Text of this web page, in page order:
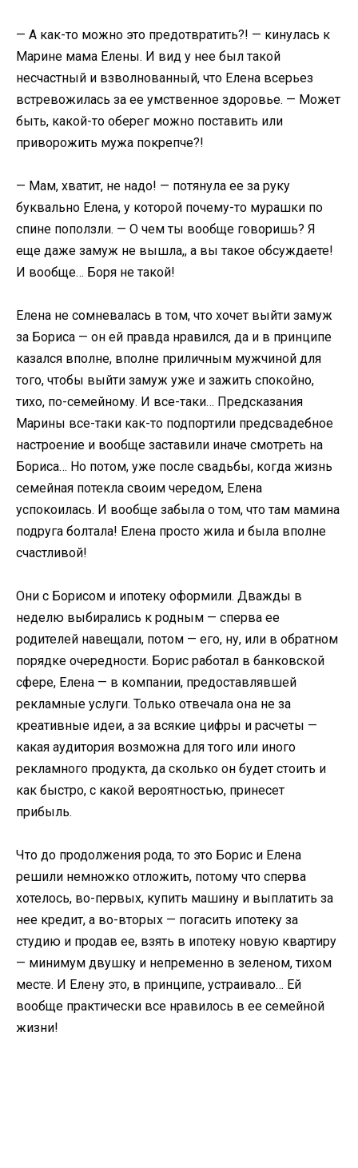
— А как-то можно это предотвратить?! — кинулась к
Марине мама Елены. И вид у нее был такой
несчастный и взволнованный, что Елена всерьез
встревожилась за ее умственное здоровье. — Может
быть, какой-то оберег можно поставить или
приворожить мужа покрепче?!
— Мам, хватит, не надо! — потянула ее за руку
буквально Елена, у которой почему-то мурашки по
спине поползли. — О чем ты вообще говоришь? Я
еще даже замуж не вышла,, а вы такое обсуждаете!
И вообще… Боря не такой!
Елена не сомневалась в том, что хочет выйти замуж
за Бориса — он ей правда нравился, да и в принципе
казался вполне, вполне приличным мужчиной для
того, чтобы выйти замуж уже и зажить спокойно,
тихо, по-семейному. И все-таки… Предсказания
Марины все-таки как-то подпортили предсвадебное
настроение и вообще заставили иначе смотреть на
Бориса… Но потом, уже после свадьбы, когда жизнь
семейная потекла своим чередом, Елена
успокоилась. И вообще забыла о том, что там мамина
подруга болтала! Елена просто жила и была вполне
счастливой!
Они с Борисом и ипотеку оформили. Дважды в
неделю выбирались к родным — сперва ее
родителей навещали, потом — его, ну, или в обратном
порядке очередности. Борис работал в банковской
сфере, Елена — в компании, предоставлявшей
рекламные услуги. Только отвечала она не за
креативные идеи, а за всякие цифры и расчеты —
какая аудитория возможна для того или иного
рекламного продукта, да сколько он будет стоить и
как быстро, с какой вероятностью, принесет
прибыль.
Что до продолжения рода, то это Борис и Елена
решили немножко отложить, потому что сперва
хотелось, во-первых, купить машину и выплатить за
нее кредит, а во-вторых — погасить ипотеку за
студию и продав ее, взять в ипотеку новую квартиру
— минимум двушку и непременно в зеленом, тихом
месте. И Елену это, в принципе, устраивало… Ей
вообще практически все нравилось в ее семейной
жизни!